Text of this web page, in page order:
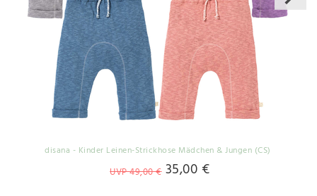
disana - Kinder Leinen-Strickhose Mädchen & Jungen (CS)
UVP 49,00 € 35,00 €